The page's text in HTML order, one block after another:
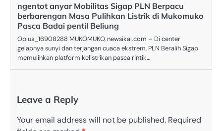
ngentot anyar Mobilitas Sigap PLN Berpacu
berbarengan Masa Pulihkan Listrik di Mukomuko
Pasca Badai pentil Beliung
Oplus_16908288 MUKOMUKO, newsikal.com – Di center
gelapnya sunyi dan terjangan cuaca ekstrem, PLN Beralih Sigap
memulihkan platform kelistrikan pasca rintik…
Leave a Reply
Your email address will not be published. Required